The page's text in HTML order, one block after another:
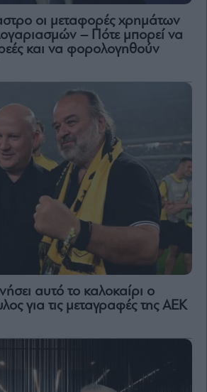
οι μεταφορές χρημάτων
– Πότε μπορεί να
και να φορολογηθούν
αυτό το καλοκαίρι ο
για τις μεταγραφές της ΑΕΚ